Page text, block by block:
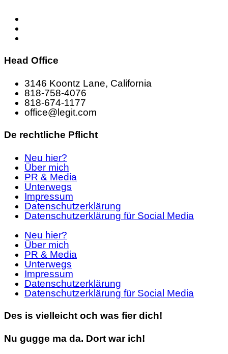
Head Office
3146 Koontz Lane, California
818-758-4076
818-674-1177
office@legit.com
De rechtliche Pflicht
Neu hier?
Über mich
PR & Media
Unterwegs
Impressum
Datenschutzerklärung
Datenschutzerklärung für Social Media
Neu hier?
Über mich
PR & Media
Unterwegs
Impressum
Datenschutzerklärung
Datenschutzerklärung für Social Media
Des is vielleicht och was fier dich!
Nu gugge ma da. Dort war ich!